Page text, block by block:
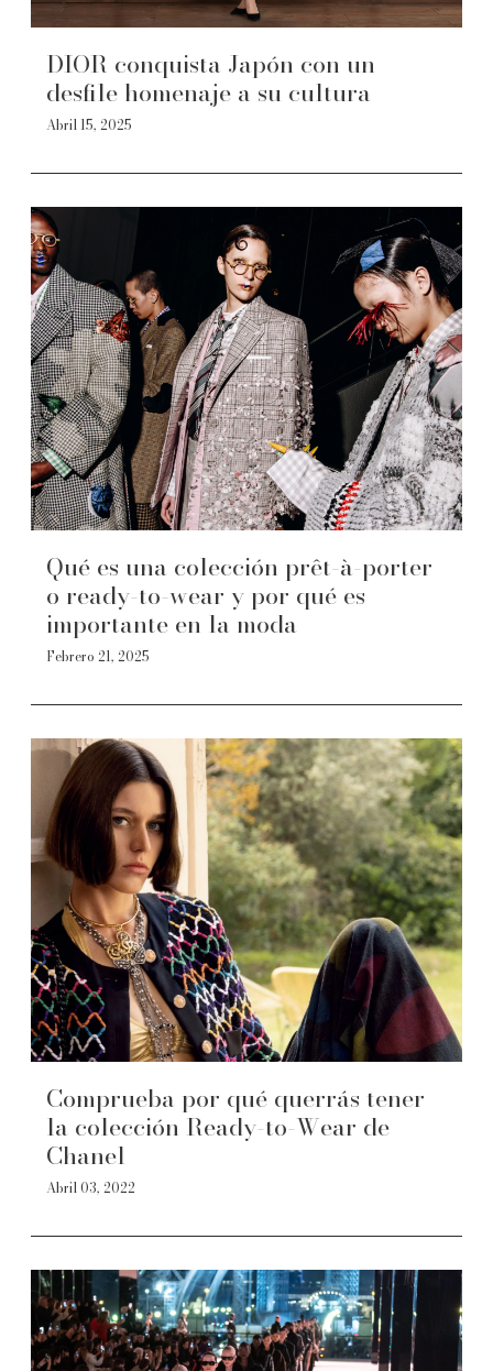
DIOR conquista Japón con un
desfile homenaje a su cultura
Abril 15, 2025
Qué es una colección prêt-à-porter
o ready-to-wear y por qué es
importante en la moda
Febrero 21, 2025
Comprueba por qué querrás tener
la colección Ready-to-Wear de
Chanel
Abril 03, 2022